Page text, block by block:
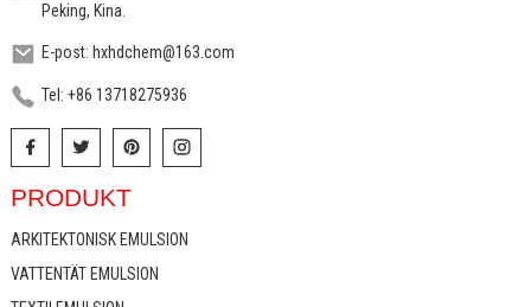
Peking, Kina.
E-post: hxhdchem@163.com
Tel: +86 13718275936
PRODUKT
ARKITEKTONISK EMULSION
VATTENTÄT EMULSION